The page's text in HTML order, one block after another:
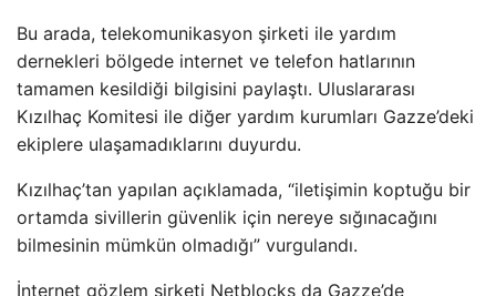
Bu arada, telekomunikasyon şirketi ile yardım
dernekleri bölgede internet ve telefon hatlarının
tamamen kesildiği bilgisini paylaştı. Uluslararası
Kızılhaç Komitesi ile diğer yardım kurumları Gazze’deki
ekiplere ulaşamadıklarını duyurdu.
Kızılhaç’tan yapılan açıklamada, “iletişimin koptuğu bir
ortamda sivillerin güvenlik için nereye sığınacağını
bilmesinin mümkün olmadığı” vurgulandı.
İnternet gözlem şirketi Netblocks da Gazze’de